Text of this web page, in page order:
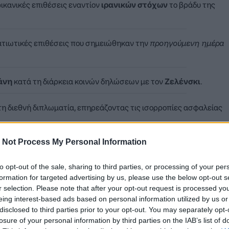
Not Process My Personal Information
opt-out of the sale, sharing to third parties, or processing of your
for targeted advertising by us, please use the below opt-out
selection. Please note that after your opt-out request is processed
interest-based ads based on personal information utilized by us
to third parties prior to your opt-out. You may separately
of your personal information by third parties on the IAB’s list of
επιθέσεις εναντίον ιρανικών στόχων το βράδυ της
επιθέσεις που σημειώθηκαν την προηγούμενη ημέρα
κατά τη διάρκεια κοινών δηλώσεων με τον Ζελένσκι.
διεθνή διπλωματία, επηρεάζοντας τις ισορροπίες ασφαλείας
η αμερικανική πλευρά πρόκειται να εξαπολύσει νέες,